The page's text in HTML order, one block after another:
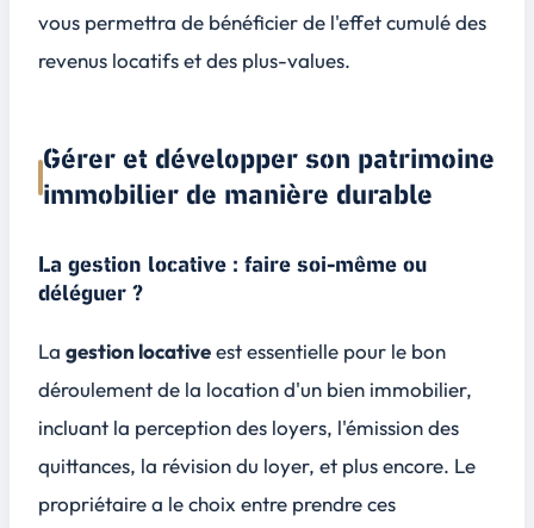
vous permettra de bénéficier de l'effet cumulé des
revenus locatifs et des plus-values.
Gérer et développer son patrimoine
immobilier de manière durable
La gestion locative : faire soi-même ou
déléguer ?
La gestion locativeest essentielle pour le bon
déroulement de la location d'un bien immobilier,
incluant la perception des loyers, l'émission des
quittances, la révision du loyer, et plus encore. Le
propriétaire a le choix entre prendre ces